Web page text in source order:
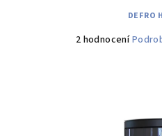
DEFRO
Průměrné
2 hodnocení